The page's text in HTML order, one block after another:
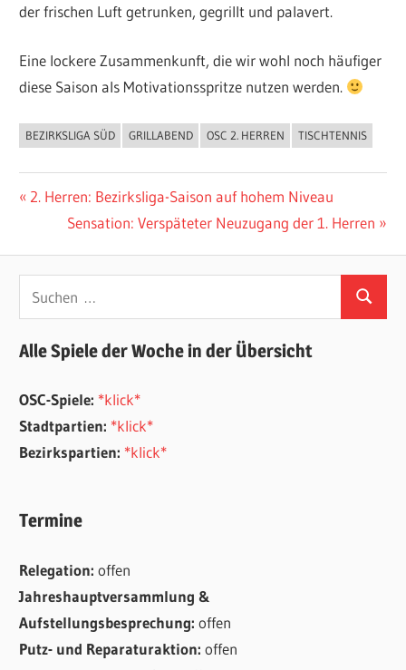
der frischen Luft getrunken, gegrillt und palavert.
Eine lockere Zusammenkunft, die wir wohl noch häufiger
diese Saison als Motivationsspritze nutzen werden.
ALLGEMEIN
BEZIRKSLIGA SÜD GRILLABEND OSC 2. HERREN TISCHTENNIS
Beitragsnavigation
Vorheriger
Beitrag:
2. Herren: Bezirksliga-Saison auf hohem Niveau
Nächster
Sensation: Verspäteter Neuzugang der 1. Herren
Suchen
Alle Spiele der Woche in der Übersicht
OSC-Spiele: *klick*
Stadtpartien: *klick*
Bezirkspartien: *klick*
Termine
Relegation:offen
Jahreshauptversammlung &
Aufstellungsbesprechung:offen
Putz- und Reparaturaktion:offen